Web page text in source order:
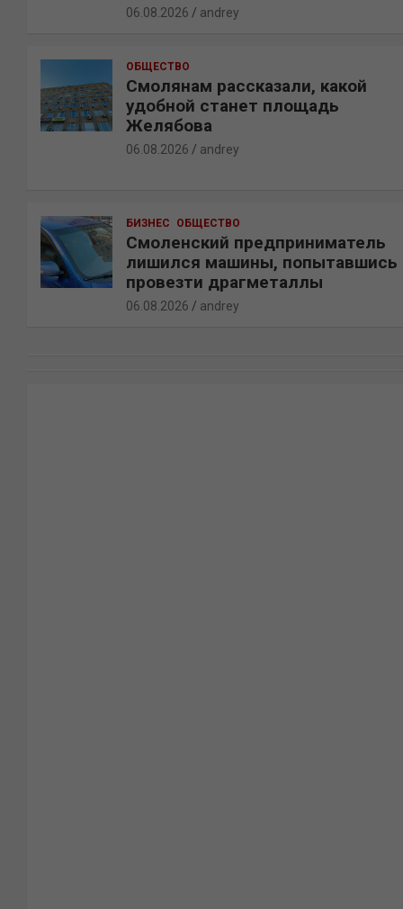
06.08.2026 andrey
ОБЩЕСТВО
Смолянам рассказали, какой
удобной станет площадь
Желябова
06.08.2026 andrey
БИЗНЕС ОБЩЕСТВО
Смоленский предприниматель
лишился машины, попытавшись
провезти драгметаллы
06.08.2026 andrey